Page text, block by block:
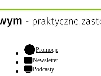
Promocje- otwiera się w
Newsletter
Podcasty